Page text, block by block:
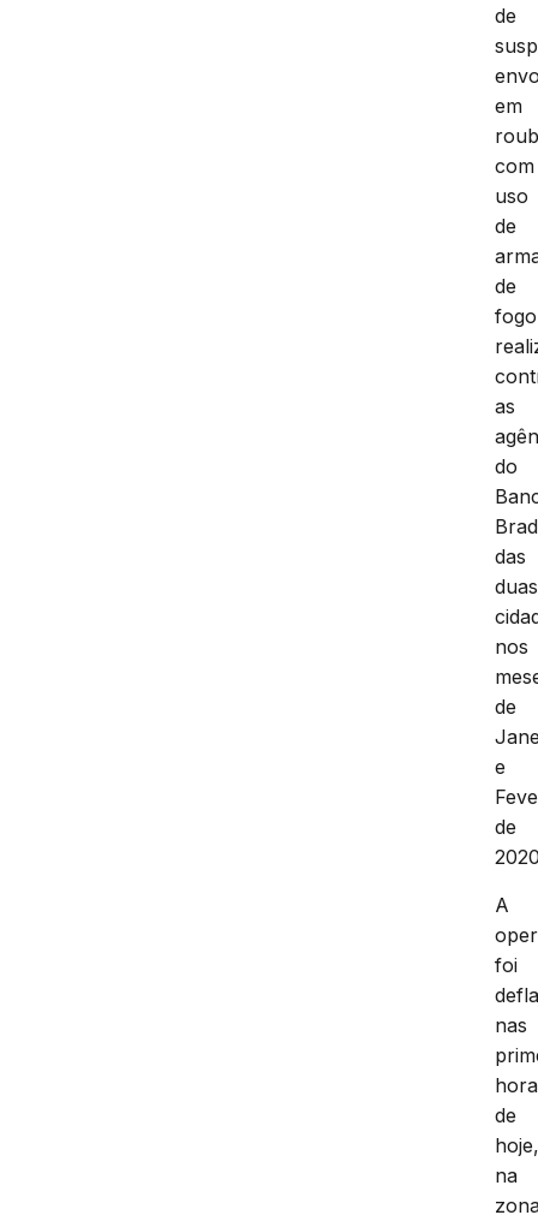
de
em
com
uso
de
de
as
do
das
duas
nos
de
e
de
A
foi
nas
de
na